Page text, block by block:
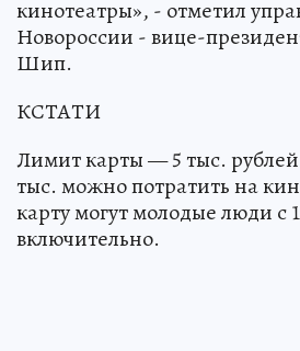
кинотеатры», - отметил
Новороссии - вице-
Шип.
КСТАТИ
Лимит карты — 5 тыс. рублей
тыс. можно потратить на
карту могут молодые люди с
включительно.